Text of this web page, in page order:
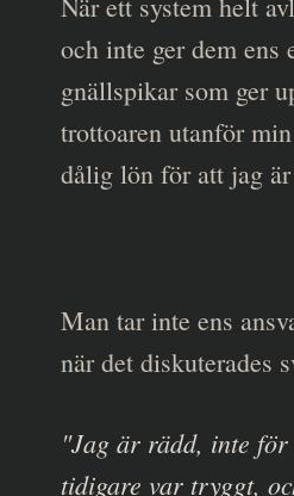
och inte ger dem ens
gnällspikar som ger
trottoaren utanför
dålig lön för att jag
Man tar inte ens
när det diskuterades
"Jag är rädd, inte för
tidigare var tryggt,